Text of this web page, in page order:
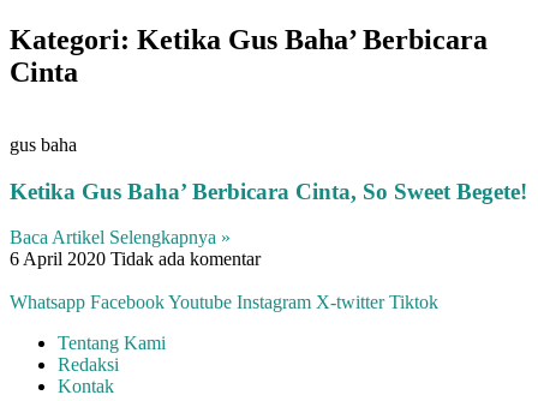
Kategori: Ketika Gus Baha’ Berbicara
Cinta
gus baha
Ketika Gus Baha’ Berbicara Cinta, So Sweet Begete!
Baca Artikel Selengkapnya »
6 April 2020 Tidak ada komentar
Whatsapp FacebookYoutube Instagram X-twitter Tiktok
Tentang Kami
Redaksi
Kontak